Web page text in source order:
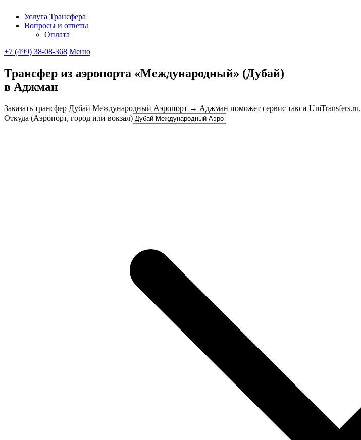
UniTransfers
Услуга Трансфера
Вопросы и ответы
Оплата
+7 (499) 38-08-368 Меню
Трансфер из аэропорта «Международный» (Дубай)
в Аджман
Заказать трансфер Дубай Международный Аэропорт → Аджман поможет сервис такси UniTransfers.ru.
Откуда (Аэропорт, город или вокзал)